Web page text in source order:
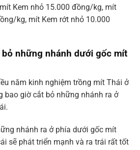
Kem nhỏ 15.000 đồng/kg, mít
kg, mít Kem rớt nhỏ 10.000
những nhánh dưới gốc mít
năm kinh nghiệm trồng mít Thái ở
bao giờ cắt bỏ những nhánh ra ở
nhánh ra ở phía dưới gốc mít
sẽ phát triển mạnh và ra trái rất tốt